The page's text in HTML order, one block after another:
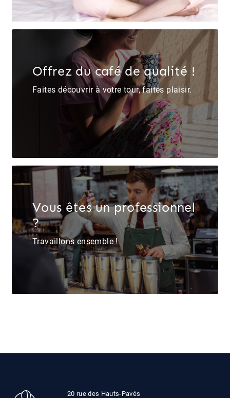
Offrez du café de qualité !
Faites découvrir à votre tour, faites plaisir.
Vous êtes un professionnel
?
Travaillons ensemble !
20 rue des Hauts-Pavés